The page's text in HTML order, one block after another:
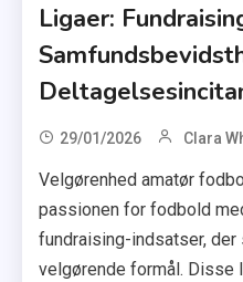
Ligaer:
29/01/2026 Clara
Velgørenhed amatør
passionen for fodbold
fundraising-indsatser,
velgørende formål. Disse